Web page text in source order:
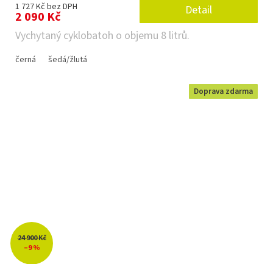
1 727 Kč bez DPH
2 090 Kč
Detail
Vychytaný cyklobatoh o objemu 8 litrů.
černá šedá/žlutá
Doprava zdarma
24 900 Kč
–9 %